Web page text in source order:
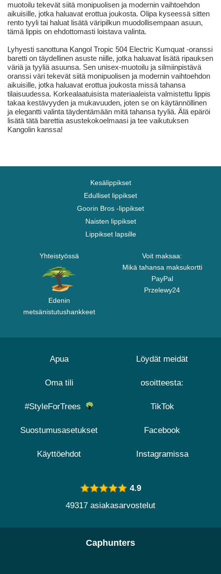
muotoilu tekevät siitä monipuolisen ja modernin vaihtoehdon
aikuisille, jotka haluavat erottua joukosta. Olipa kyseessä sitten
rento tyyli tai haluat lisätä väripilkun muodollisempaan asuun,
tämä lippis on ehdottomasti loistava valinta.
Lyhyesti sanottuna Kangol Tropic 504 Electric Kumquat -oranssi
baretti on täydellinen asuste niille, jotka haluavat lisätä ripauksen
väriä ja tyyliä asuunsa. Sen unisex-muotoilu ja silmiinpistävä
oranssi väri tekevät siitä monipuolisen ja modernin vaihtoehdon
aikuisille, jotka haluavat erottua joukosta missä tahansa
tilaisuudessa. Korkealaatuisista materiaaleista valmistettu lippis
takaa kestävyyden ja mukavuuden, joten se on käytännöllinen
ja elegantti valinta täydentämään mitä tahansa tyyliä. Älä epäröi
lisätä tätä barettia asustekokoelmaasi ja tee vaikutuksen
Kangolin kanssa!
Kesälippikset
Edulliset lippikset
Goorin Bros -lippikset
Naisten lippikset
Lippikset lapsille
Yhteistyössä
Edenin
metsänistutushankkeet
Voit maksaa:
Mikä tahansa maksukortti
PayPal
Przelewy24
Apua
Oma tili
#StyleForTrees
Suostumusasetukset
Käyttöehdot
Löydät meidät
osoitteesta:
TikTok
Facebook
Instagramissa
4.9
49317 asiakasarvostelut
Caphunters